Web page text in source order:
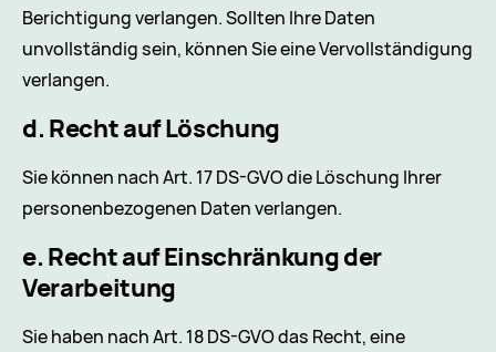
Berichtigung verlangen. Sollten Ihre Daten
unvollständig sein, können Sie eine Vervollständigung
verlangen.
d. Recht auf Löschung
Sie können nach Art. 17 DS-GVO die Löschung Ihrer
personenbezogenen Daten verlangen.
e. Recht auf Einschränkung der
Verarbeitung
Sie haben nach Art. 18 DS-GVO das Recht, eine